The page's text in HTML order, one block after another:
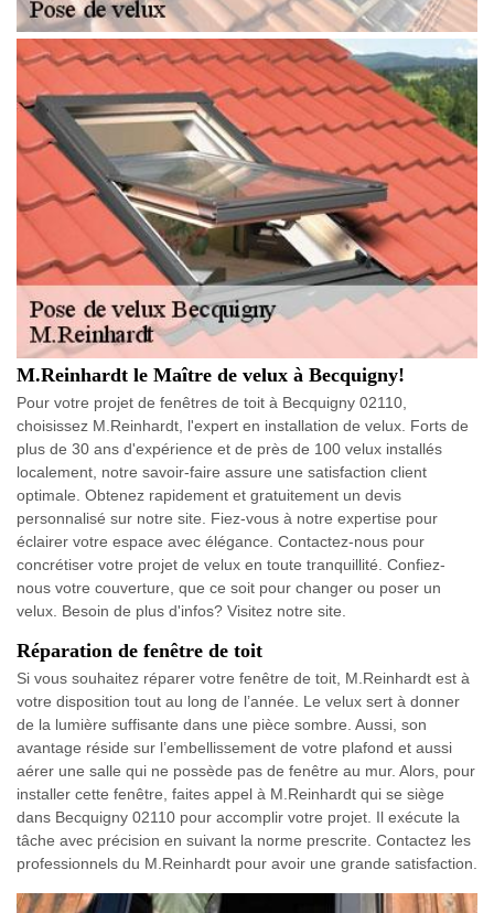
M.Reinhardt le Maître de velux à Becquigny!
Pour votre projet de fenêtres de toit à Becquigny 02110,
choisissez M.Reinhardt, l'expert en installation de velux. Forts de
plus de 30 ans d'expérience et de près de 100 velux installés
localement, notre savoir-faire assure une satisfaction client
optimale. Obtenez rapidement et gratuitement un devis
personnalisé sur notre site. Fiez-vous à notre expertise pour
éclairer votre espace avec élégance. Contactez-nous pour
concrétiser votre projet de velux en toute tranquillité. Confiez-
nous votre couverture, que ce soit pour changer ou poser un
velux. Besoin de plus d'infos? Visitez notre site.
Réparation de fenêtre de toit
Si vous souhaitez réparer votre fenêtre de toit, M.Reinhardt est à
votre disposition tout au long de l’année. Le velux sert à donner
de la lumière suffisante dans une pièce sombre. Aussi, son
avantage réside sur l’embellissement de votre plafond et aussi
aérer une salle qui ne possède pas de fenêtre au mur. Alors, pour
installer cette fenêtre, faites appel à M.Reinhardt qui se siège
dans Becquigny 02110 pour accomplir votre projet. Il exécute la
tâche avec précision en suivant la norme prescrite. Contactez les
professionnels du M.Reinhardt pour avoir une grande satisfaction.